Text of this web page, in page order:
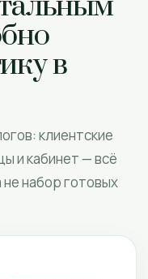
в
клиентские
и кабинет — всё
не набор готовых